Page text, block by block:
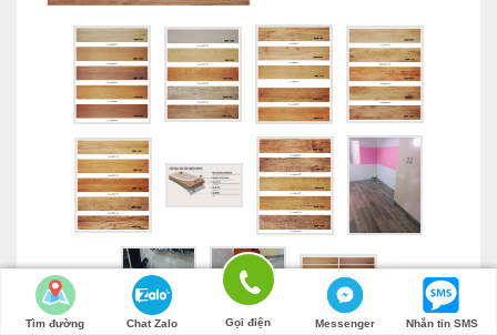
Tìm đường Chat Zalo Gọi điện Messenger Nhắn tin SMS